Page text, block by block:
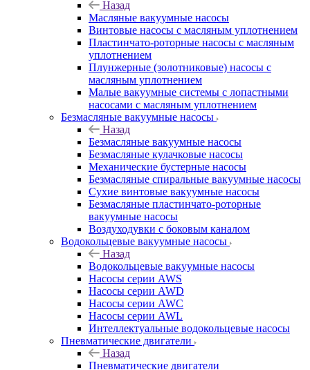
Назад
Масляные вакуумные насосы
Винтовые насосы с масляным уплотнением
Пластинчато-роторные насосы с масляным
уплотнением
Плунжерные (золотниковые) насосы с
масляным уплотнением
Малые вакуумные системы с лопастными
насосами с масляным уплотнением
Безмасляные вакуумные насосы
Назад
Безмасляные вакуумные насосы
Безмасляные кулачковые насосы
Механические бустерные насосы
Безмасляные спиральные вакуумные насосы
Сухие винтовые вакуумные насосы
Безмасляные пластинчато-роторные
вакуумные насосы
Воздуходувки с боковым каналом
Водокольцевые вакуумные насосы
Назад
Водокольцевые вакуумные насосы
Насосы серии AWS
Насосы серии AWD
Насосы серии AWC
Насосы серии AWL
Интеллектуальные водокольцевые насосы
Пневматические двигатели
Назад
Пневматические двигатели